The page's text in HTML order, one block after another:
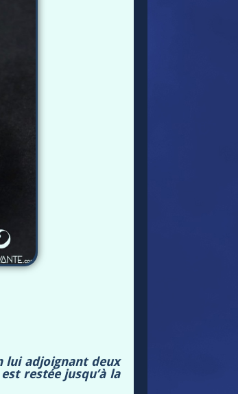
lui adjoignant deux
restée jusqu’à la